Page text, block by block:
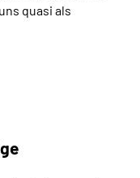
quasi als